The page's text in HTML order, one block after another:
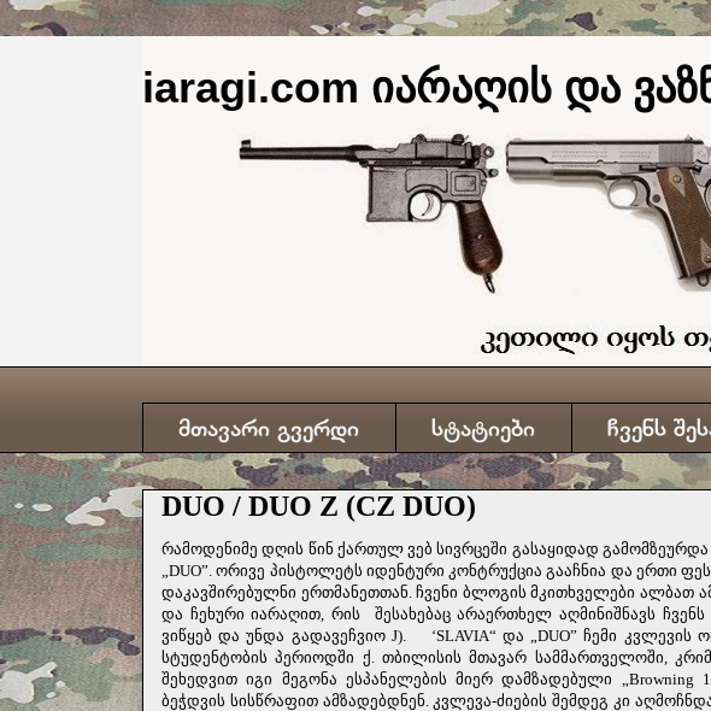
iaragi.com იარაღის და
მთავარი გვერდი სტატიები ჩვენს
DUO / DUO Z (CZ DUO)
რამოდენიმე დღის წინ ქართულ ვებ სივრცეში გასაყიდად
„DUO”. ორივე პისტოლეტს იდენტური კონტრუქცია გააჩნია და ერთი
დაკავშირებულნი ერთმანეთთან. ჩვენი ბლოგის მკითხველები ალბათ
და ჩეხური იარაღით, რის
შესახებაც არაერთხელ აღმინიშნავს
ვიწყებ და უნდა გადავეჩვიო J).
‘SLAVIA“ და „DUO” ჩემი
სტუდენტობის პერიოდში ქ. თბილისის მთავარ სამმართველოში,
შეხედვით იგი მეგონა ესპანელების მიერ დამზადებული „Browning
ბეჭდვის სისწრაფით ამზადებდნენ. კვლევა-ძიების შემდეგ კი